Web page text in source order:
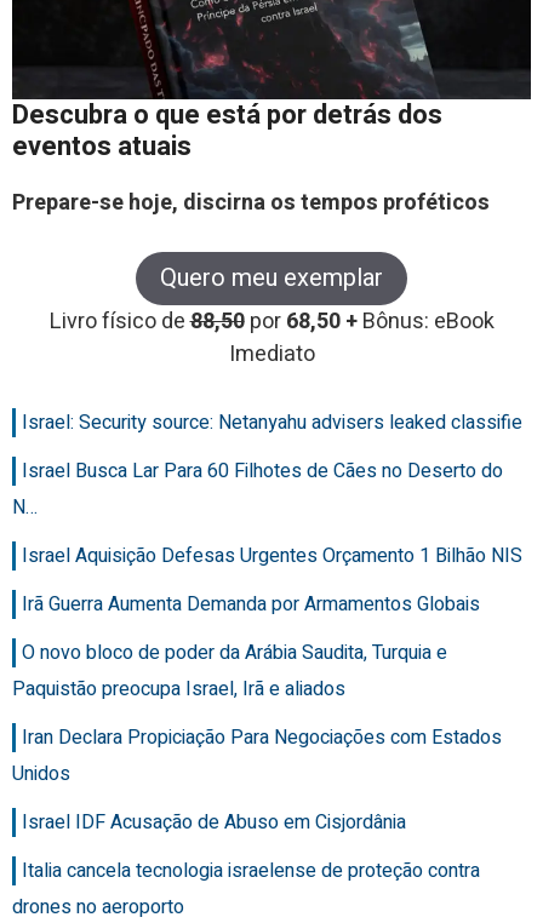
Descubra o que está por detrás dos
eventos atuais
Prepare-se hoje, discirna os tempos proféticos
Quero meu exemplar
Livro físico de88,50 por68,50 +Bônus: eBook
Imediato
Israel: Security source: Netanyahu advisers leaked classifie
Israel Busca Lar Para 60 Filhotes de Cães no Deserto do
N…
Israel Aquisição Defesas Urgentes Orçamento 1 Bilhão NIS
Irã Guerra Aumenta Demanda por Armamentos Globais
O novo bloco de poder da Arábia Saudita, Turquia e
Paquistão preocupa Israel, Irã e aliados
Iran Declara Propiciação Para Negociações com Estados
Unidos
Israel IDF Acusação de Abuso em Cisjordânia
Italia cancela tecnologia israelense de proteção contra
drones no aeroporto